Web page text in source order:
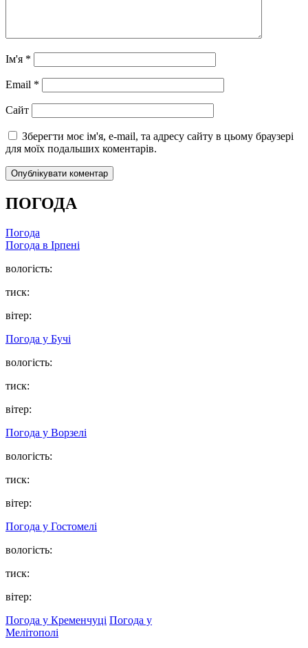
Ім'я *
Email *
Сайт
Зберегти моє ім'я, e-mail, та адресу сайту в цьому браузері
для моїх подальших коментарів.
ПОГОДА
Погода
Погода в Ірпені
вологість:
тиск:
вітер:
Погода у Бучі
вологість:
тиск:
вітер:
Погода у Ворзелі
вологість:
тиск:
вітер:
Погода у Гостомелі
вологість:
тиск:
вітер:
Погода у Кременчуці Погода у
Мелітополі